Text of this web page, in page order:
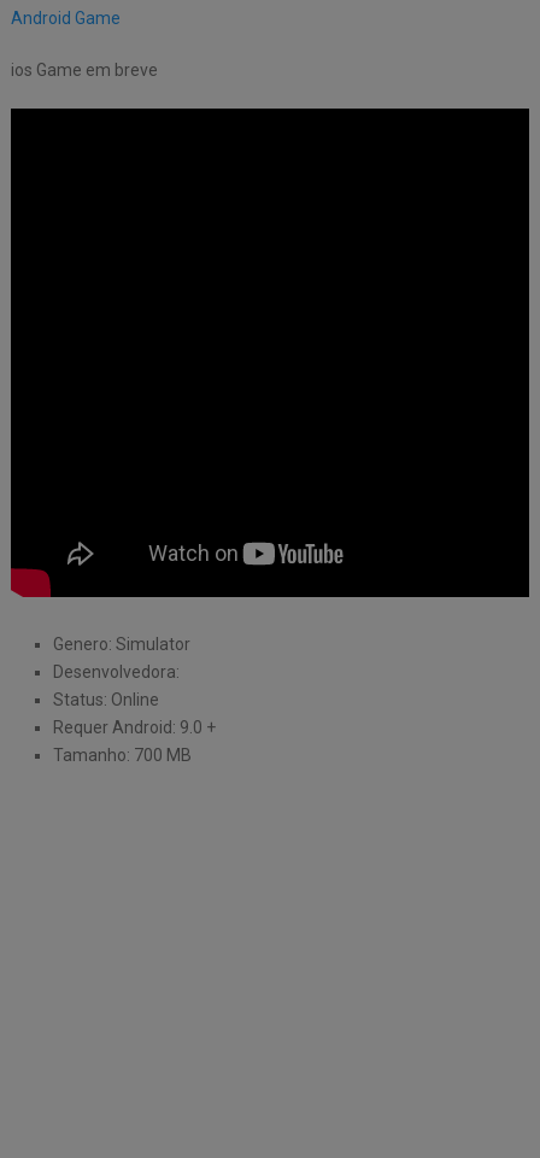
Android Game
ios Game em breve
Genero: Simulator
Desenvolvedora:
Status: Online
Requer Android: 9.0 +
Tamanho: 700 MB